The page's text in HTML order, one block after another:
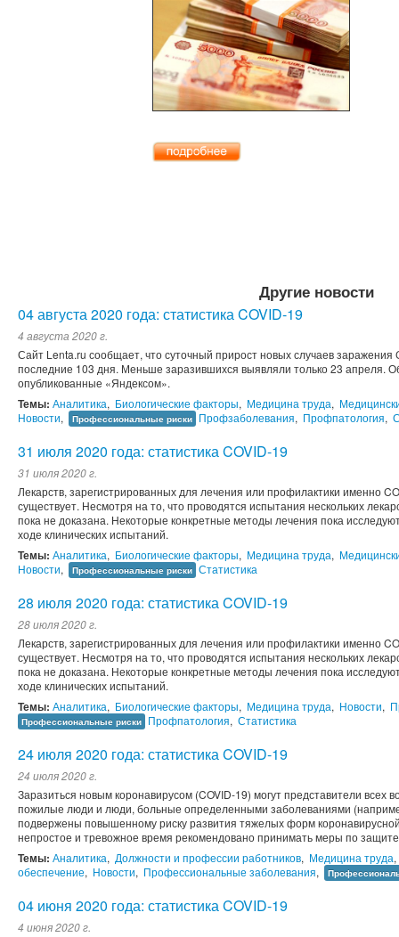
Другие новости
04 августа 2020 года: статистика COVID-19
4 августа 2020 г.
Сайт Lenta.ru сообщает, что суточный прирост новых случаев
последние 103 дня. Меньше заразившихся выявляли только 23 апреля.
опубликованные «Яндексом».
Темы: Аналитика, Биологические факторы, Медицина труда,
Новости, Профессиональные риски Профзаболевания, Профпатология,
31 июля 2020 года: статистика COVID-19
31 июля 2020 г.
Лекарств, зарегистрированных для лечения или профилактики именно
существует. Несмотря на то, что проводятся испытания нескольких
пока не доказана. Некоторые конкретные методы лечения пока
ходе клинических испытаний.
Темы: Аналитика, Биологические факторы, Медицина труда,
Новости, Профессиональные риски Статистика
28 июля 2020 года: статистика COVID-19
28 июля 2020 г.
Лекарств, зарегистрированных для лечения или профилактики именно
существует. Несмотря на то, что проводятся испытания нескольких
пока не доказана. Некоторые конкретные методы лечения пока
ходе клинических испытаний.
Темы: Аналитика, Биологические факторы, Медицина труда, Новости,
Профессиональные риски Профпатология, Статистика
24 июля 2020 года: статистика COVID-19
24 июля 2020 г.
Заразиться новым коронавирусом (COVID-19) могут представители всех
пожилые люди и люди, больные определенными заболеваниями
подвержены повышенному риску развития тяжелых форм
непростое и тревожное время рекомендовано принимать меры по
Темы: Аналитика, Должности и профессии работников, Медицина труда,
обеспечение, Новости, Профессиональные заболевания,
04 июня 2020 года: статистика COVID-19
4 июня 2020 г.